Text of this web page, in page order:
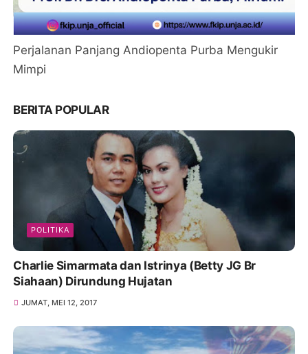
Perjalanan Panjang Andiopenta Purba Mengukir
Mimpi
BERITA POPULAR
POLITIKA
Charlie Simarmata dan Istrinya (Betty JG Br
Siahaan) Dirundung Hujatan
JUMAT, MEI 12, 2017